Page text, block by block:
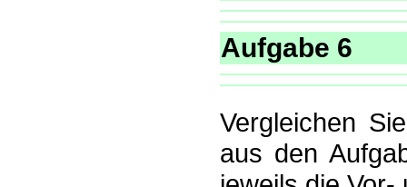
Aufgabe 6
Vergleichen
aus den